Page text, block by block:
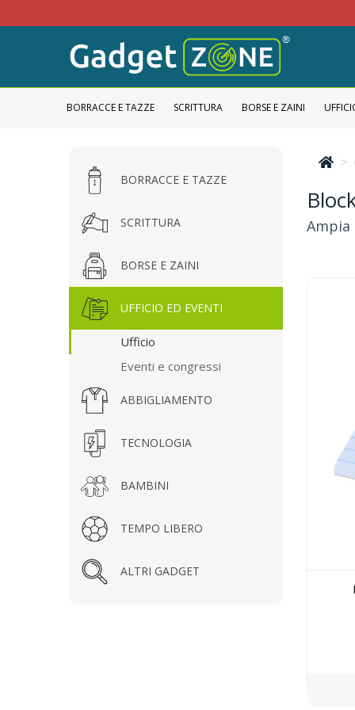
BORRACCE E TAZZE SCRITTURA BORSE E ZAINI
BORRACCE E TAZZE
SCRITTURA
BORSE E ZAINI
UFFICIO ED EVENTI
Ufficio
Eventi e congressi
ABBIGLIAMENTO
TECNOLOGIA
BAMBINI
TEMPO LIBERO
ALTRI GADGET